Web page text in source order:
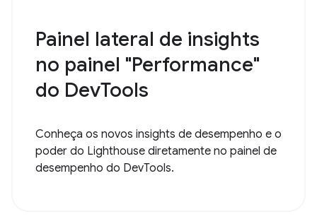
Painel lateral de insights
no painel "Performance"
do DevTools
Conheça os novos insights de desempenho e o
poder do Lighthouse diretamente no painel de
desempenho do DevTools.